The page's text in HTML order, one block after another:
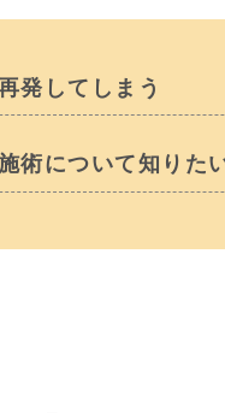
発してしまう
術について知りた